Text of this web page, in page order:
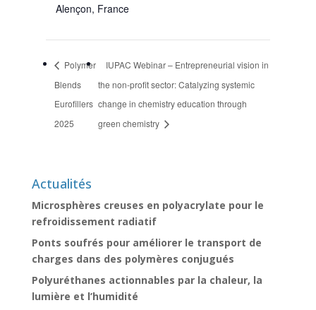
Alençon, France
Polymer
Blends
Eurofillers
2025
IUPAC Webinar – Entrepreneurial vision in
the non-profit sector: Catalyzing systemic
change in chemistry education through
green chemistry
Actualités
Microsphères creuses en polyacrylate pour le
refroidissement radiatif
Ponts soufrés pour améliorer le transport de
charges dans des polymères conjugués
Polyuréthanes actionnables par la chaleur, la
lumière et l’humidité